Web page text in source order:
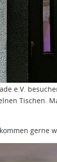
e.V.
Tischen.
gerne